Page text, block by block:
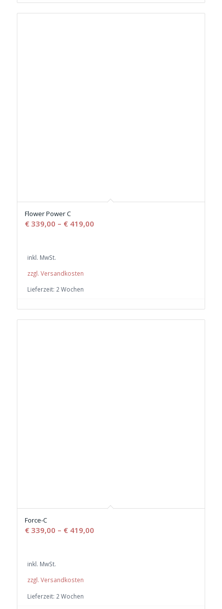
Flower Power C
€339,00 – €419,00
inkl. MwSt.
zzgl. Versandkosten
Lieferzeit: 2 Wochen
Force-C
€339,00 – €419,00
inkl. MwSt.
zzgl. Versandkosten
Lieferzeit: 2 Wochen